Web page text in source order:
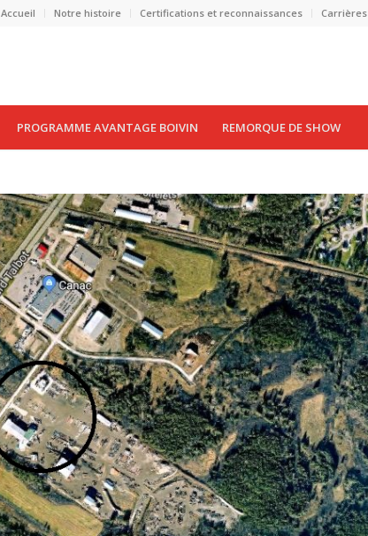
Accueil Notre histoire Certifications et reconnaissances Carrières
PROGRAMME AVANTAGE BOIVIN REMORQUE DE SHOW